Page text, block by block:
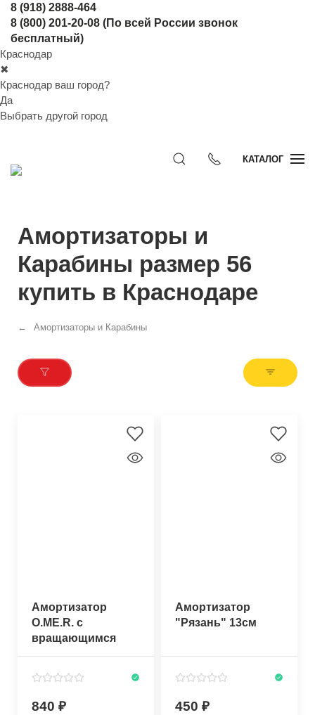
8 (918) 2888-464
8 (800) 201-20-08 (По всей России звонок
бесплатный)
Краснодар
✖
Краснодар ваш город?
Да
Выбрать другой город
КАТАЛОГ
Амортизаторы и
Карабины размер 56
купить в Краснодаре
Амортизаторы и Карабины
Амортизатор
O.ME.R. с
вращающимся
карабином
840
Амортизатор
"Рязань" 13см
450